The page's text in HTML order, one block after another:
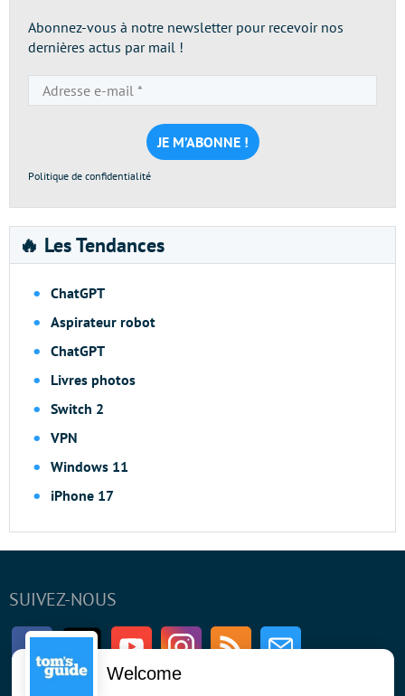
Abonnez-vous à notre newsletter pour recevoir nos
dernières actus par mail !
e-
mail
*
Politique de confidentialité
🔥 Les Tendances
ChatGPT
Aspirateur robot
ChatGPT
Livres photos
Switch 2
VPN
Windows 11
iPhone 17
SUIVEZ-NOUS
FacebookTwitter Youtube InstagramRSS Newsletter
Welcome